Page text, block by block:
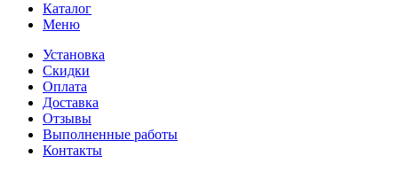
Каталог
Меню
Установка
Скидки
Оплата
Доставка
Отзывы
Выполненные работы
Контакты